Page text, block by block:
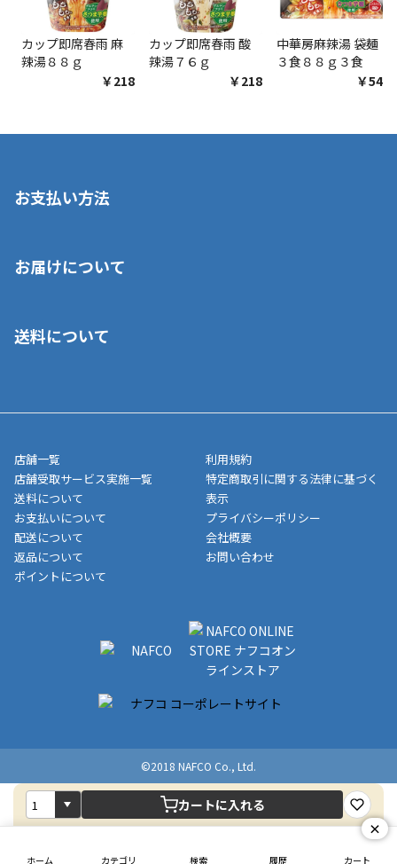
ホーム カテゴリ 検索 履歴 カート
カートに入れる
カップ即席春雨 麻
辣湯８８ｇ
￥218
カップ即席春雨 酸
辣湯７６ｇ
￥218
中華房麻辣湯 袋麺
３食８８ｇ３食
￥548
お支払い方法
いいただくことはできません。ご了承ください。
■代金引換(代引)※手数料がかかります
■商品によっては一部決済方法が使用できない場合がございま
す。
お届けについて
ご注文が確認出来次第、1～4営業日に発送いたします。「お取り
業日にてお引渡しとなります。(離島などの場合、例外もあります)
メーカー直送品など一部商品については、その他商品との購入に
制限がかかる場合がございます。また発送日についても、通常と
異なる場合がございます。対象商品の説明ページをご確認くださ
い。
■店舗受取をご選択いただいた場合
ご注文が確認出来次第、お受取される店舗在庫を使用してご準備
をさせていただきます。店舗に在庫がない場合は店舗よりお取り
いただく場合がございます。店舗準備でのお渡しとなる為、商品
のみの受け渡しとなります。（箱や納品書は付属しておりませ
ん）店舗で準備が出来次第、メールにてご連絡させていただきま
送料について
店舗一覧
店舗受取サービス実施一覧
送料について
お支払いについて
配送について
返品について
ポイントについて
利用規約
特定商取引に関する法律に基づく
表示
プライバシーポリシー
会社概要
お問い合わせ
©2018 NAFCO Co., Ltd.
×